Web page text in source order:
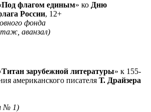
флагом единым» ко Дню
России, 12+
фонда
аванзал)
Титан зарубежной литературы» к 155-
американского писателя Т. Драйзера
№ 1)